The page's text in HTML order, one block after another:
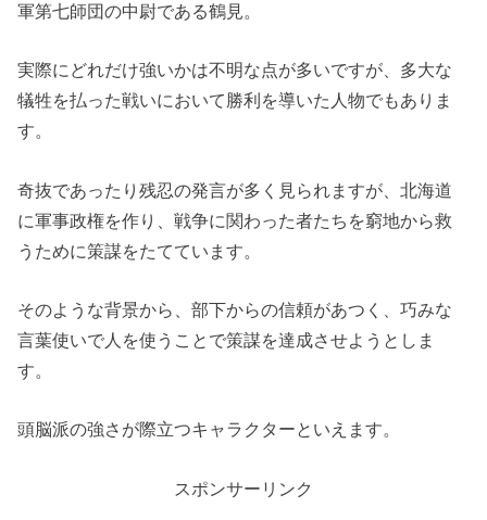
軍第七師団の中尉である鶴見。
実際にどれだけ強いかは不明な点が多いですが、多大な
犠牲を払った戦いにおいて勝利を導いた人物でもありま
す。
奇抜であったり残忍の発言が多く見られますが、北海道
に軍事政権を作り、戦争に関わった者たちを窮地から救
うために策謀をたてています。
そのような背景から、部下からの信頼があつく、巧みな
言葉使いで人を使うことで策謀を達成させようとしま
す。
頭脳派の強さが際立つキャラクターといえます。
スポンサーリンク